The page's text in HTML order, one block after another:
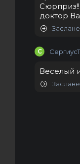
доктор
С
Веселый